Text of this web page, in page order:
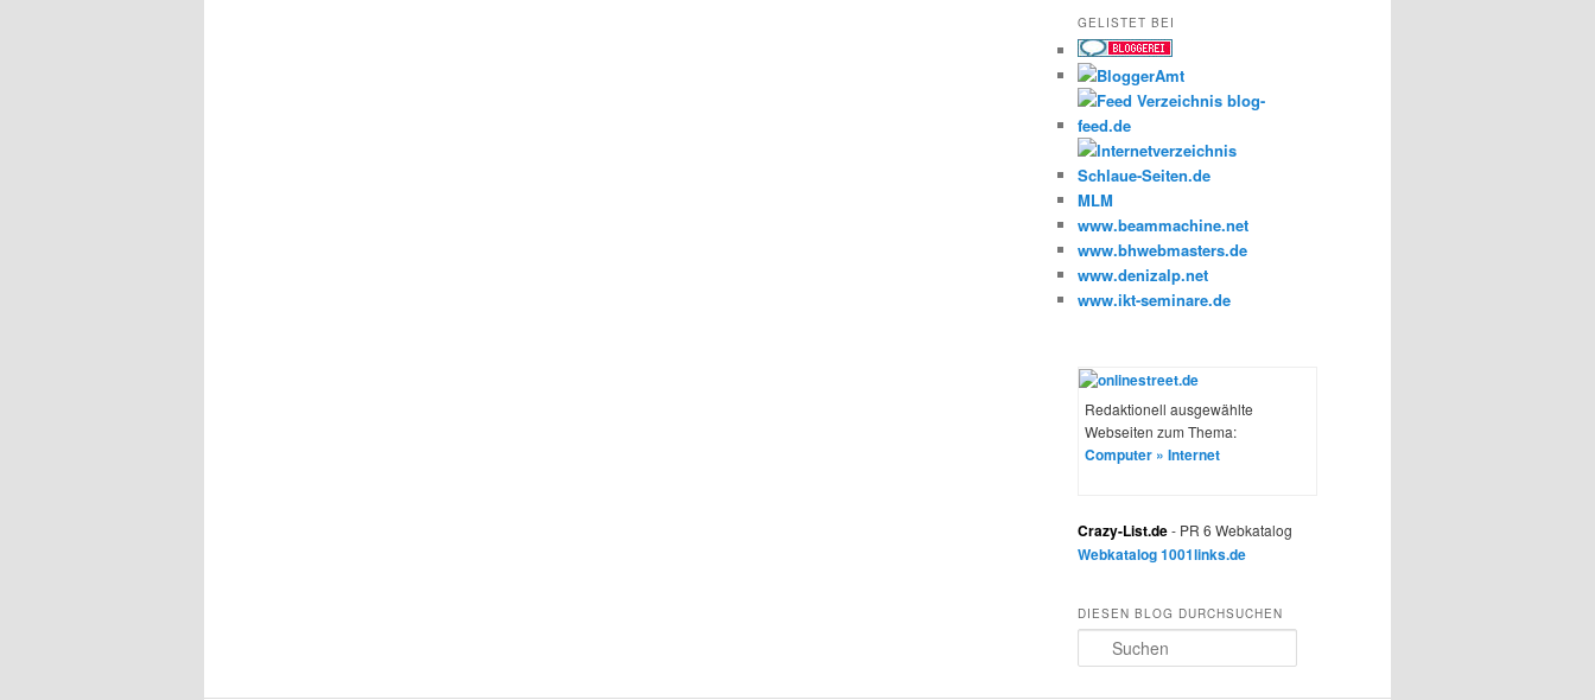
GELISTET BEI
MLM
www.beammachine.net
www.bhwebmasters.de
www.denizalp.net
www.ikt-seminare.de
Redaktionell ausgewählte
Webseiten zum Thema:
Computer » Internet
Crazy-List.de- PR 6 Webkatalog
Webkatalog 1001links.de
DIESEN BLOG DURCHSUCHEN
u